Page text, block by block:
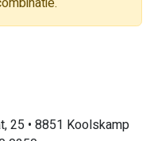
25 • 8851 Koolskamp